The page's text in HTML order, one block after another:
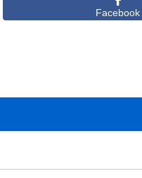
Facebook